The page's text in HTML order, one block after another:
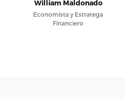
William Maldonado
Economista y Estratega
Financiero